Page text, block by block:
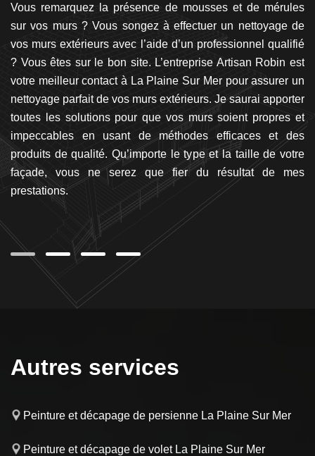
Vous remarquez la présence de mousses et de mérules
sur vos murs ? Vous songez à effectuer un nettoyage de
vos murs extérieurs avec l’aide d’un professionnel qualifié
? Vous êtes sur le bon site. L’entreprise Artisan Robin est
votre meilleur contact à La Plaine Sur Mer pour assurer un
nettoyage parfait de vos murs extérieurs. Je saurai apporter
toutes les solutions pour que vos murs soient propres et
impeccables en usant de méthodes efficaces et des
produits de qualité. Qu’importe le type et la taille de votre
façade, vous ne serez que fier du résultat de mes
prestations.
Autres services
Peinture et décapage de persienne La Plaine Sur Mer
Peinture et décapage de volet La Plaine Sur Mer